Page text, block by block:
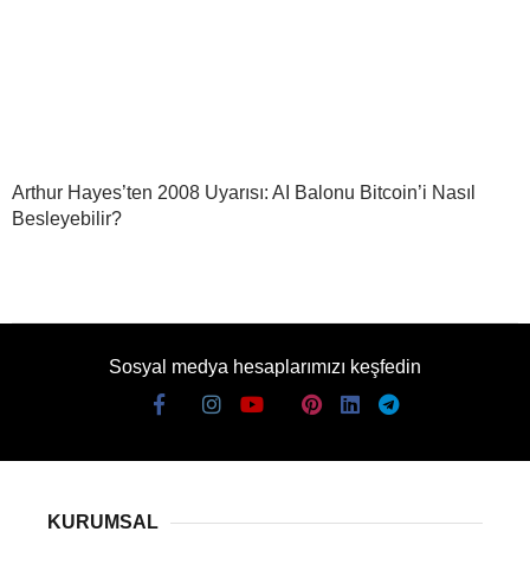
Arthur Hayes’ten 2008 Uyarısı: AI Balonu Bitcoin’i Nasıl
Besleyebilir?
Sosyal medya hesaplarımızı keşfedin
KURUMSAL